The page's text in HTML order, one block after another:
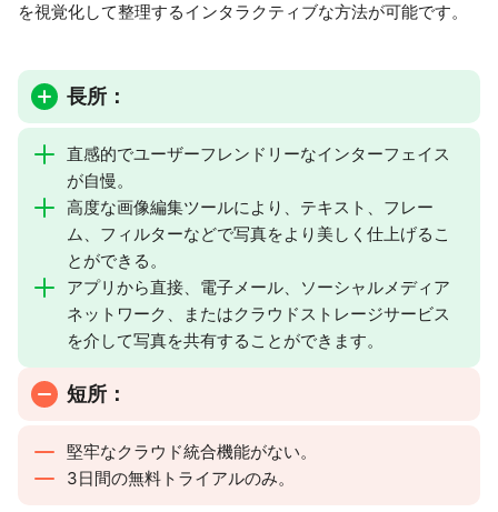
を視覚化して整理するインタラクティブな方法が可能です。
長所：
直感的でユーザーフレンドリーなインターフェイス
が自慢。
高度な画像編集ツールにより、テキスト、フレー
ム、フィルターなどで写真をより美しく仕上げるこ
とができる。
アプリから直接、電子メール、ソーシャルメディア
ネットワーク、またはクラウドストレージサービス
を介して写真を共有することができます。
短所：
堅牢なクラウド統合機能がない。
3日間の無料トライアルのみ。